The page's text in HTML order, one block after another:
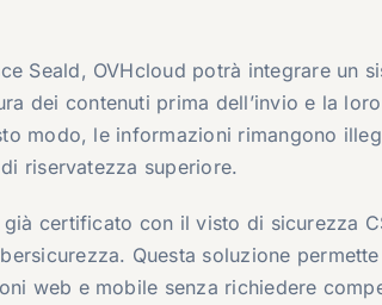
Seald, OVHcloud potrà integrare un
dei contenuti prima dell’invio e la
modo, le informazioni rimangono
riservatezza superiore.
già certificato con il visto di sicurezza
Questa soluzione
web e mobile senza richiedere